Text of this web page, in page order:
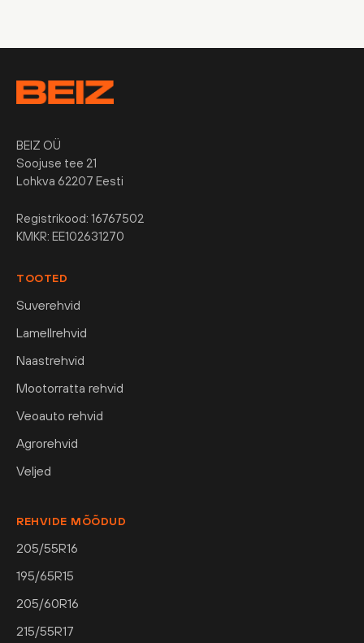
BEIZ OÜ
Soojuse tee 21
Lohkva 62207 Eesti
Registrikood: 16767502
KMKR: EE102631270
TOOTED
Suverehvid
Lamellrehvid
Naastrehvid
Mootorratta rehvid
Veoauto rehvid
Agrorehvid
Veljed
REHVIDE MÕÕDUD
205/55R16
195/65R15
205/60R16
215/55R17